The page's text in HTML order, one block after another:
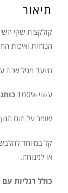
2Y
תיאור
הנוחות ואיכות
מיועד מגיל שנה עד גיל
עשוי 100%
שומר על חום
קל במיוחד
או למנוחה.
כולל רגליות